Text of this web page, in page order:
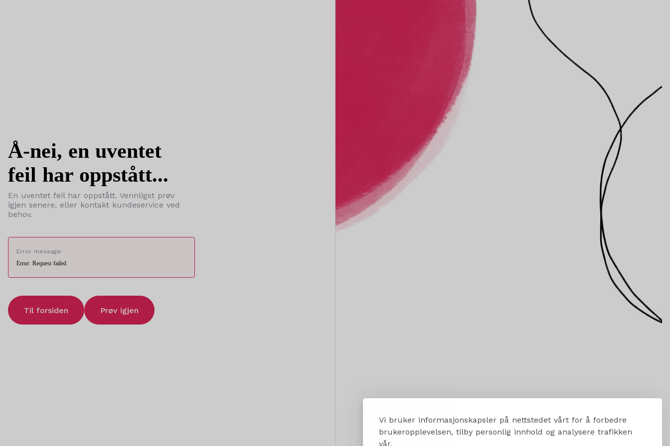
Vi bruker informasjonskapsler på nettstedet vårt for å forbedre
brukeropplevelsen, tilby personlig innhold og analysere trafikken
vår.
Å-nei, en uventet
feil har oppstått...
En uventet feil har oppstått. Vennligst prøv
igjen senere, eller kontakt kundeservice ved
behov.
Error message:
Error: Request failed
Til forsiden Prøv igjen